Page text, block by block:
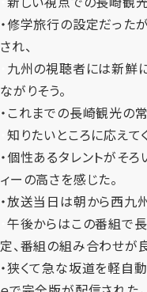
・修学旅行の設定だった
され、
九州の視聴者には新鮮
ながりそう。
・ これまでの長崎観光の
知りたいところに応えて
・個性あるタレントがそ
ィーの高さを感じた。
・放送当日は朝から西九
午後からはこの番組で
定、番組の組み合わせが
・狭くて急な坂道を軽自動